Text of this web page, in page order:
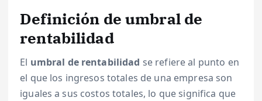
Definición de umbral de
rentabilidad
El umbral de rentabilidad se refiere al punto en
el que los ingresos totales de una empresa son
iguales a sus costos totales, lo que significa que